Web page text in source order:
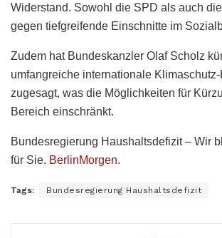
Widerstand. Sowohl die SPD als auch
gegen tiefgreifende Einschnitte im
Zudem hat Bundeskanzler Olaf Scholz
umfangreiche internationale
zugesagt, was die Möglichkeiten für
Bereich einschränkt.
Bundesregierung Haushaltsdefizit – Wir
für Sie. BerlinMorgen.
Tags: Bundesregierung Haushaltsdefizit